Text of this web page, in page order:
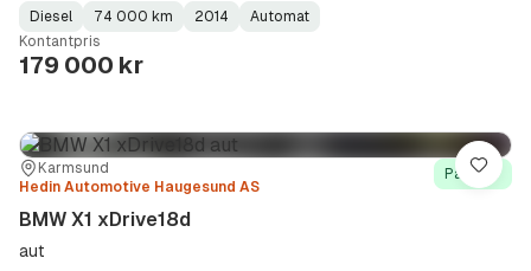
Fuel
Type:
Diesel
Kilometerstand:
74 000 km
Model
Year:
2014
Gearbox
Type:
Automat
Kontantpris
179 000 kr
Sted:Karmsund
Forhandler:
Hedin Automotive Haugesund AS
På lager
BMW X1 xDrive18d
aut
Lagre